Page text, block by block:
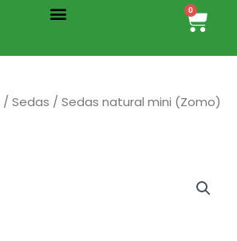
Menu 0
Cart
/ Sedas / Sedas natural mini (Zomo)